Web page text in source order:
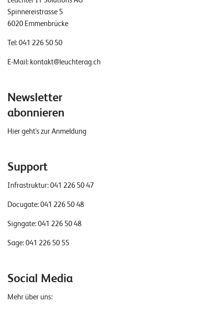
Spinnereistrasse 5
6020 Emmenbrücke
Tel:041 226 50 50
E-Mail: kontakt@leuchterag.ch
Newsletter
abonnieren
Hier geht's zur Anmeldung
Support
Infrastruktur:041 226 50 47
Docugate:041 226 50 48
Signgate:041 226 50 48
Sage:041 226 50 55
Social Media
Mehr über uns: